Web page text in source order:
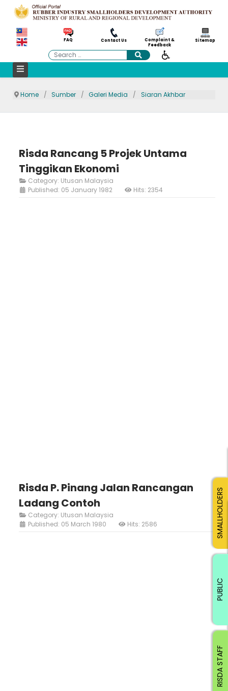
FAQ Contact Us
Complaint &
Feedback
Sitemap
Search
Home Sumber Galeri Media Siaran Akhbar
Risda Rancang 5 Projek Untama
Tinggikan Ekonomi
Category: Utusan Malaysia
Published: 05 January 1982
Hits: 2354
Risda P. Pinang Jalan Rancangan
Ladang Contoh
Category: Utusan Malaysia
Published: 05 March 1980
Hits: 2586
RISDA STAFF
SMALLHOLDERS
PUBLIC